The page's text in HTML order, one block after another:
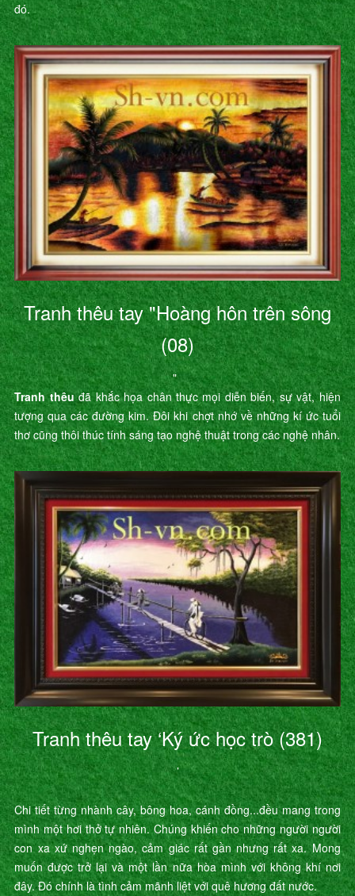
đó.
Tranh thêu tay "Hoàng hôn trên sông
(08)
"
Tranh thêuđã khắc họa chân thực mọi diễn biến, sự vật, hiện
tượng qua các đường kim. Đôi khi chợt nhớ về những kí ức tuổi
thơ cũng thôi thúc tính sáng tạo nghệ thuật trong các nghệ nhân.
Tranh thêu tay ‘Ký ức học trò (381)
’
Chi tiết từng nhành cây, bông hoa, cánh đồng...đều mang trong
mình một hơi thở tự nhiên. Chúng khiến cho những người người
con xa xứ nghẹn ngào, cảm giác rất gần nhưng rất xa. Mong
muốn được trở lại và một lần nữa hòa mình với không khí nơi
đây. Đó chính là tình cảm mãnh liệt với quê hương đất nước.